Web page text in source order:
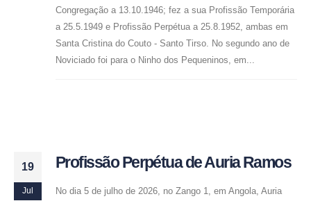
Congregação a 13.10.1946; fez a sua Profissão Temporária
a 25.5.1949 e Profissão Perpétua a 25.8.1952, ambas em
Santa Cristina do Couto - Santo Tirso. No segundo ano de
Noviciado foi para o Ninho dos Pequeninos, em...
19
Jul
Profissão Perpétua de Auria Ramos
No dia 5 de julho de 2026, no Zango 1, em Angola, Auria